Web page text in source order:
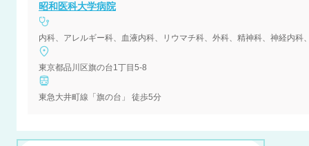
昭和医科大学病院
東京都品川区旗の台1丁目5-8
東急大井町線「旗の台」 徒歩5分